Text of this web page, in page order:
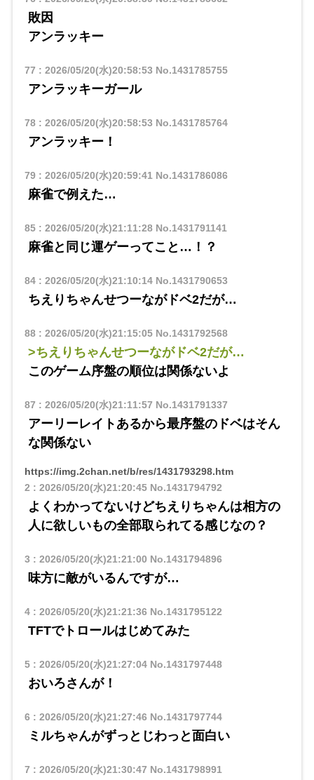
敗因
アンラッキー
77 : 2026/05/20(水)20:58:53 No.1431785755
アンラッキーガール
78: 2026/05/20(水)20:58:53 No.1431785764
アンラッキー！
79: 2026/05/20(水)20:59:41No.1431786086
麻雀で例えた…
85: 2026/05/20(水)21:11:28No.1431791141
麻雀と同じ運ゲーってこと…！？
84: 2026/05/20(水)21:10:14No.1431790653
ちえりちゃんせつーながドベ2だが…
88: 2026/05/20(水)21:15:05No.1431792568
>ちえりちゃんせつーながドベ2だが…
このゲーム序盤の順位は関係ないよ
87 : 2026/05/20(水)21:11:57 No.1431791337
アーリーレイトあるから最序盤のドベはそん
な関係ない
https://img.2chan.net/b/res/1431793298.htm
2 : 2026/05/20(水)21:20:45No.1431794792
よくわかってないけどちえりちゃんは相方の
人に欲しいもの全部取られてる感じなの？
3 : 2026/05/20(水)21:21:00 No.1431794896
味方に敵がいるんですが…
4: 2026/05/20(水)21:21:36 No.1431795122
TFTでトロールはじめてみた
5: 2026/05/20(水)21:27:04No.1431797448
おいろさんが！
6 : 2026/05/20(水)21:27:46 No.1431797744
ミルちゃんがずっとじわっと面白い
7 : 2026/05/20(水)21:30:47 No.1431798991